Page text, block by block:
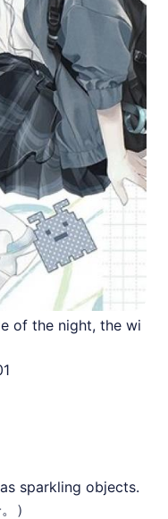
of the night, the wi
sparkling objects.
）